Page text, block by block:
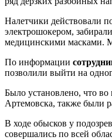
Налетчики действовали
электрошокером,
медицинскими масками.
По информации
позволили выйти на
Было установлено, что
Артемовска, также были
В ходе обысков у
совершались по всей